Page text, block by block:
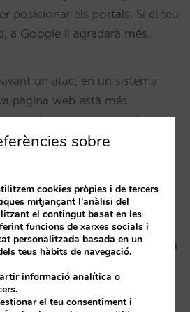
posicionar els portals. Si el teu
a Google li agradarà més.
un atac, en un sistema
pàgina web està més
aquest canvi ens permetrà
tots els dominis de forma
de https.
sistema completament
punts únics de fallada. Això es
és molt més difícil que la teva
sobre
cookies pròpies i de tercers
mitjançant l'anàlisi del
el contingut basat en les
funcions de xarxes socials i
personalitzada basada en un
teus hàbits de navegació.
informació analítica o
el teu consentiment i